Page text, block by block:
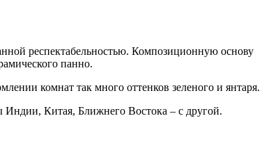
респектабельностью. Композиционную основу
панно.
комнат так много оттенков зеленого и янтаря.
Индии, Китая, Ближнего Востока – с другой.